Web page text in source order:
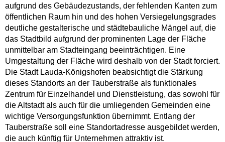
aufgrund des Gebäudezustands, der fehlenden Kanten zum
öffentlichen Raum hin und des hohen Versiegelungsgrades
deutliche gestalterische und städtebauliche Mängel auf, die
das Stadtbild aufgrund der prominenten Lage der Fläche
unmittelbar am Stadteingang beeinträchtigen. Eine
Umgestaltung der Fläche wird deshalb von der Stadt forciert.
Die Stadt Lauda-Königshofen beabsichtigt die Stärkung
dieses Standorts an der Tauberstraße als funktionales
Zentrum für Einzelhandel und Dienstleistung, das sowohl für
die Altstadt als auch für die umliegenden Gemeinden eine
wichtige Versorgungsfunktion übernimmt. Entlang der
Tauberstraße soll eine Standortadresse ausgebildet werden,
die auch künftig für Unternehmen attraktiv ist.